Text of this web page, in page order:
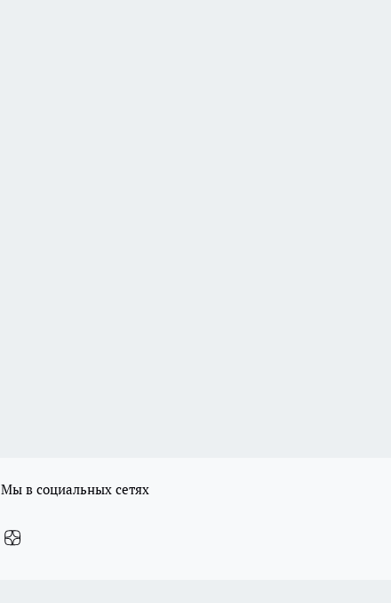
Мы в социальных сетях